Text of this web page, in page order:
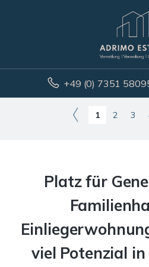
+49 (0) 7351
1 2 3
Platz für
viel Potenzial